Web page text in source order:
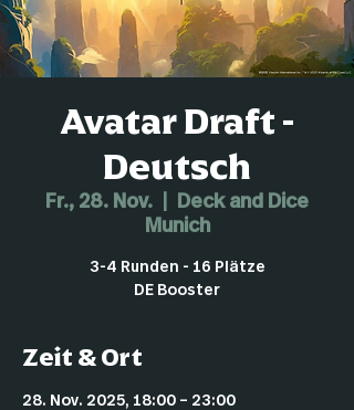
Avatar Draft -
Deutsch
Fr., 28. Nov.
Deck and Dice
Munich
3-4 Runden - 16 Plätze
DE Booster
Zeit & Ort
28. Nov. 2025, 18:00 – 23:00